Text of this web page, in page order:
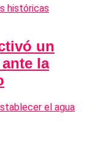
un
la